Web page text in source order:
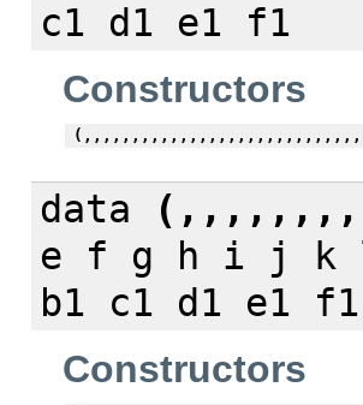
c1 d1 e1 f1
Constructors
data
e f g h i j k l
b1 c1 d1 e1
Constructors